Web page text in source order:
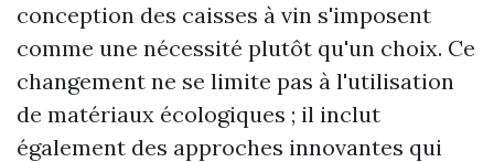
conception des caisses à vin s'imposent
comme une nécessité plutôt qu'un choix. Ce
changement ne se limite pas à l'utilisation
de matériaux écologiques ; il inclut
également des approches innovantes qui